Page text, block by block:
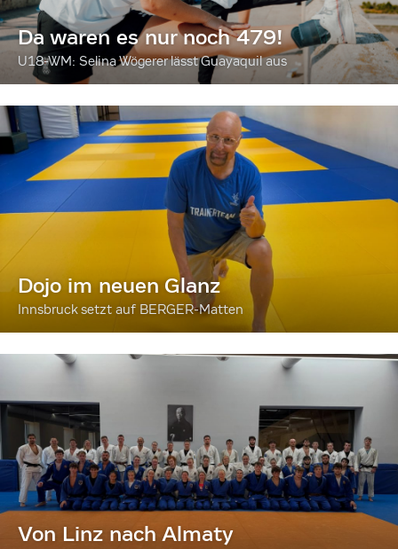
Da waren es nur noch 479!
U18-WM: Selina Wögerer lässt Guayaquil aus
Dojo im neuen Glanz
Innsbruck setzt auf BERGER-Matten
Von Linz nach Almaty